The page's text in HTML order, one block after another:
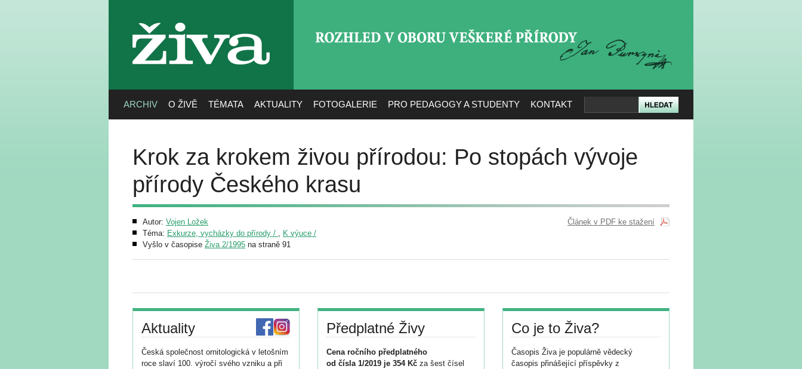
živa
ARCHIV O ŽIVĚ TÉMATA AKTUALITY FOTOGALERIE PRO PEDAGOGY A STUDENTY KONTAKT
Krok za krokem živou přírodou: Po stopách vývoje
přírody Českého krasu
Autor: Vojen Ložek
Téma: Exkurze, vycházky do přírody / , K výuce /
Vyšlo v časopise Živa 2/1995 na straně 91
Článek v PDF ke stažení
Aktuality
Česká společnost ornitologická v letošním
roce slaví 100. výročí svého vzniku a při
Předplatné Živy
Cena ročního předplatného
od čísla 1/2019 je 354 Kč za šest čísel
Co je to Živa?
Časopis Živa je populárně vědecký
časopis přinášející příspěvky z